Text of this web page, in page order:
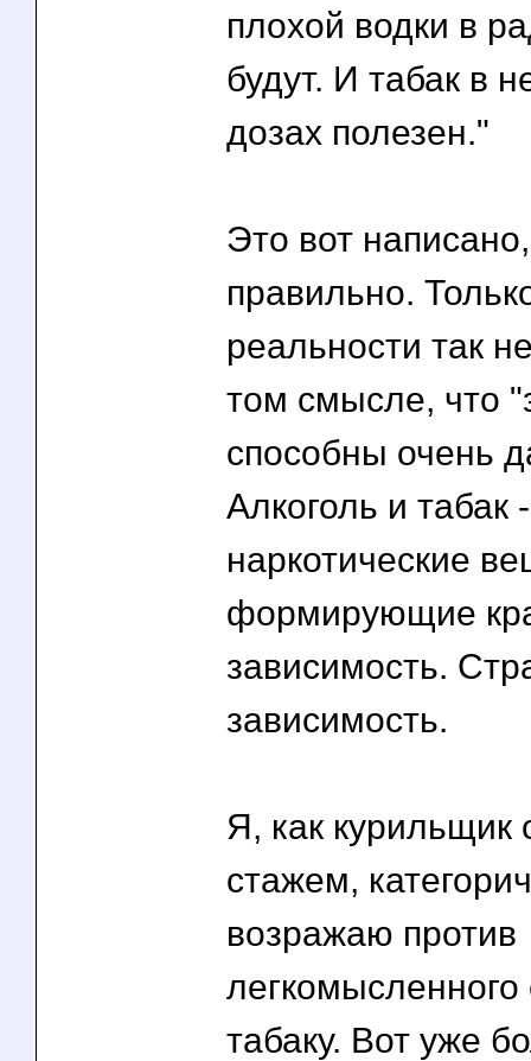
плохой водки в
будут. И табак в
дозах полезен."
Это вот
правильно.
реальности так
том смысле, что
способны очень
Алкоголь и табак -
наркотические
формирующие
зависимость.
зависимость.
Я, как курильщик
стажем,
возражаю против
табаку. Вот уже